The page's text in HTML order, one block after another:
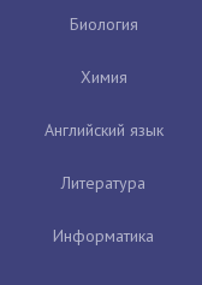
Биология
Химия
Английский язык
Литература
Информатика